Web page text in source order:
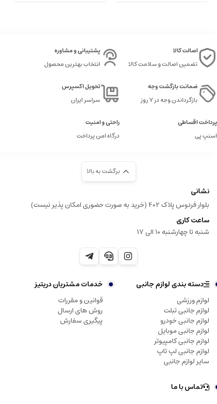
اصالت کالا
تضمین اصالت و سلامت کالا
پشتیبانی و مشاوره
انتخاب بهترین محصول
ضمانت بازگشت وجه
بازگرداندن وجه در ۷ روز
تحویل اکسپرس
سراسر ایران
پرداخت اقساطی
اسنپ پی
راحتی و امنیت
درگاه امن پرداخت
برگشت به بالا
نشانی
بلوار فردوس پلاک 402 (خرید به صورت حضوری امکان پذیر نیست)
ساعت کاری
شنبه تا چهارشنبه 10 الی 17
دسته بندی لوازم جانبی
لوازم ورزشی
لوازم جانبی تبلت
لوازم جانبی خودرو
لوازم جانبی موبایل
لوازم جانبی کامپیوتر
لوازم جانبی لپ تاپ
سایر لوازم جانبی
خدمات مشتریان دریتیز
قوانین و مقررات
روش های ارسال
پیگیری سفارش
تماس با ما